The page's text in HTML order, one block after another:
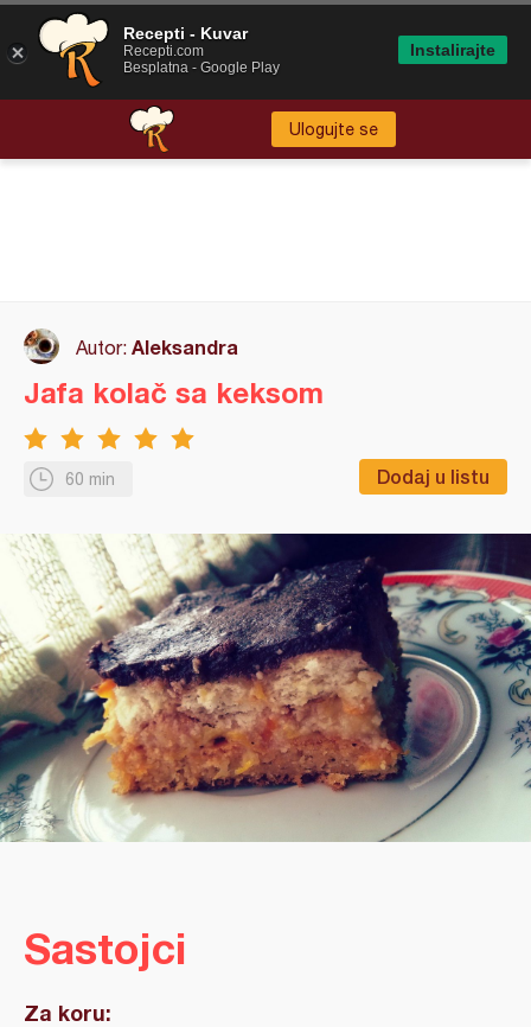
Ulogujte se
Autor: Aleksandra
60 min Dodaj u listu
Jafa kolač sa keksom
Sastojci
Za koru:
Recepti - Kuvar
Recepti.com
Besplatna - Google Play
Instalirajte